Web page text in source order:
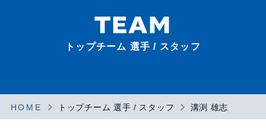
TEAM
トップチーム 選手 / スタッフ
HOME トップチーム 選手 / スタッフ 溝渕 雄志